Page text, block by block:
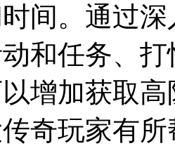
间。通过
和任务、
增加获取
奇玩家有